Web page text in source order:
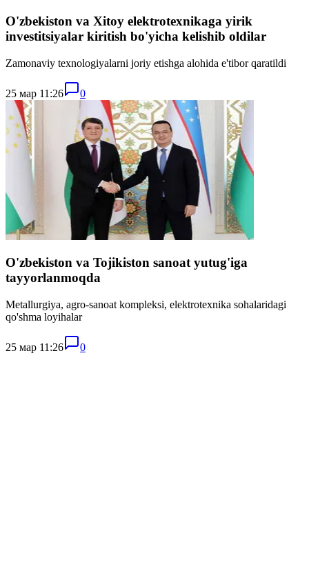
O'zbekiston va Xitoy elektrotexnikaga yirik
investitsiyalar kiritish bo'yicha kelishib oldilar
Zamonaviy texnologiyalarni joriy etishga alohida e'tibor qaratildi
25 мар 11:26 0
O'zbekiston va Tojikiston sanoat yutug'iga
tayyorlanmoqda
Metallurgiya, agro-sanoat kompleksi, elektrotexnika sohalaridagi
qo'shma loyihalar
25 мар 11:26 0